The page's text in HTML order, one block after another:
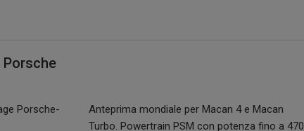
Anteprima mondiale per Macan 4 e Macan
Turbo. Powertrain PSM con potenza fino a 470